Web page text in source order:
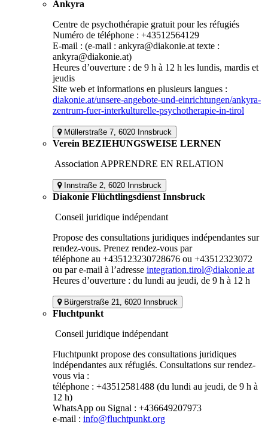
Ankyra
Centre de psychothérapie gratuit pour les réfugiés
Numéro de téléphone : +43512564129
E-mail : (e-mail : ankyra@diakonie.at texte :
ankyra@diakonie.at)
Heures d’ouverture : de 9 h à 12 h les lundis, mardis et
jeudis
Site web et informations en plusieurs langues :
diakonie.at/unsere-angebote-und-einrichtungen/ankyra-
zentrum-fuer-interkulturelle-psychotherapie-in-tirol
Müllerstraße 7, 6020 Innsbruck
Verein BEZIEHUNGSWEISE LERNEN
Association APPRENDRE EN RELATION
Innstraße 2, 6020 Innsbruck
Diakonie Flüchtlingsdienst Innsbruck
Conseil juridique indépendant
Propose des consultations juridiques indépendantes sur
rendez-vous. Prenez rendez-vous par
téléphone au +435123230728676 ou +43512323072
ou par e-mail à l’adresse integration.tirol@diakonie.at
Heures d’ouverture : du lundi au jeudi, de 9 h à 12 h
Bürgerstraße 21, 6020 Innsbruck
Fluchtpunkt
Conseil juridique indépendant
Fluchtpunkt propose des consultations juridiques
indépendantes aux réfugiés. Consultations sur rendez-
vous via :
téléphone : +43512581488 (du lundi au jeudi, de 9 h à
12 h)
WhatsApp ou Signal : +436649207973
e-mail : info@fluchtpunkt.org